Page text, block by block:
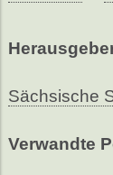
Sächsische
Verwandte